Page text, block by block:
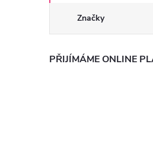
Značky
PŘIJÍMÁME ONLINE